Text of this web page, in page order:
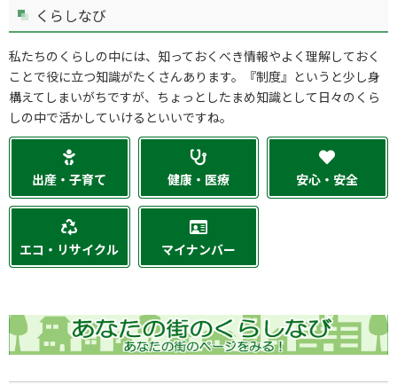
くらしなび
私たちのくらしの中には、知っておくべき情報やよく理解しておく
ことで役に立つ知識がたくさんあります。『制度』というと少し身
構えてしまいがちですが、ちょっとしたまめ知識として日々のくら
しの中で活かしていけるといいですね。
出産・子育て 健康・医療 安心・安全
エコ・リサイクル マイナンバー